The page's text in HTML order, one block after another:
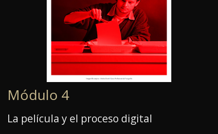
Módulo 4
La película y el proceso digital